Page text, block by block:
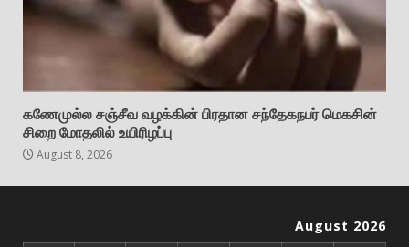
கணேமுல்ல சஞ்சீவ வழக்கின் பிரதான சந்தேகநபர் மெகசின்
சிறை மோதலில் உயிரிழப்பு
August 8, 2026
August 2026